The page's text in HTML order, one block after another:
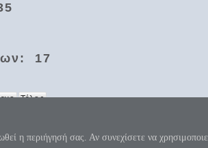
17
Τέλος
η περιήγησή σας. Αν συνεχίσετε να